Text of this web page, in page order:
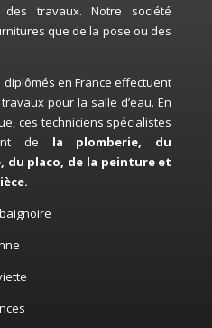
travaux. Notre société
que de la pose ou des
en France effectuent
pour la salle d’eau. En
ces techniciens spécialistes
de la plomberie, du
du placo, de la peinture et